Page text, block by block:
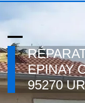
EPINAY
95270